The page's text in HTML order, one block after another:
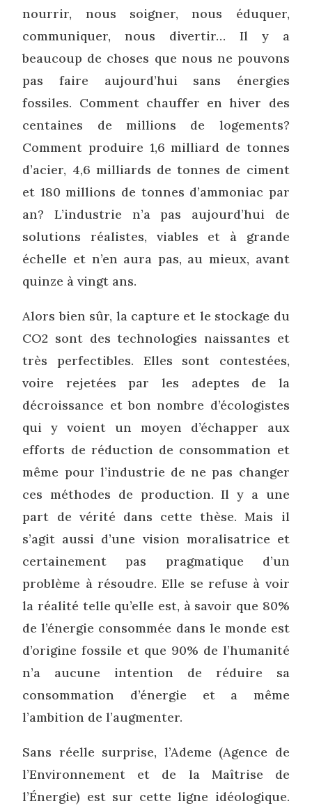
nourrir, nous soigner, nous éduquer,
communiquer, nous divertir… Il y a
beaucoup de choses que nous ne pouvons
pas faire aujourd’hui sans énergies
fossiles. Comment chauffer en hiver des
centaines de millions de logements?
Comment produire 1,6 milliard de tonnes
d’acier, 4,6 milliards de tonnes de ciment
et 180 millions de tonnes d’ammoniac par
an? L’industrie n’a pas aujourd’hui de
solutions réalistes, viables et à grande
échelle et n’en aura pas, au mieux, avant
quinze à vingt ans.
Alors bien sûr, la capture et le stockage du
CO2 sont des technologies naissantes et
très perfectibles. Elles sont contestées,
voire rejetées par les adeptes de la
décroissance et bon nombre d’écologistes
qui y voient un moyen d’échapper aux
efforts de réduction de consommation et
même pour l’industrie de ne pas changer
ces méthodes de production. Il y a une
part de vérité dans cette thèse. Mais il
s’agit aussi d’une vision moralisatrice et
certainement pas pragmatique d’un
problème à résoudre. Elle se refuse à voir
la réalité telle qu’elle est, à savoir que 80%
de l’énergie consommée dans le monde est
d’origine fossile et que 90% de l’humanité
n’a aucune intention de réduire sa
consommation d’énergie et a même
l’ambition de l’augmenter.
Sans réelle surprise, l’Ademe (Agence de
l’Environnement et de la Maîtrise de
l’Énergie) est sur cette ligne idéologique.